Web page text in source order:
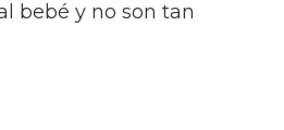
bebé y no son tan